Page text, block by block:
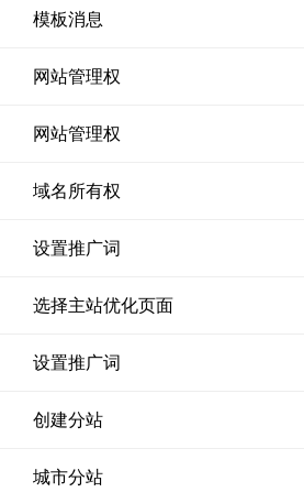
模板消息
网站管理权
网站管理权
域名所有权
设置推广词
选择主站优化页面
设置推广词
创建分站
城市分站